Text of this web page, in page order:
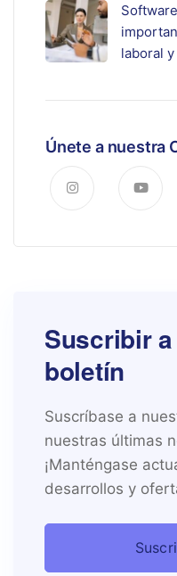
laboral
Únete a nuestra
Suscribir
boletín
Suscríbase a
nuestras últimas
¡Manténgase
desarrollos y